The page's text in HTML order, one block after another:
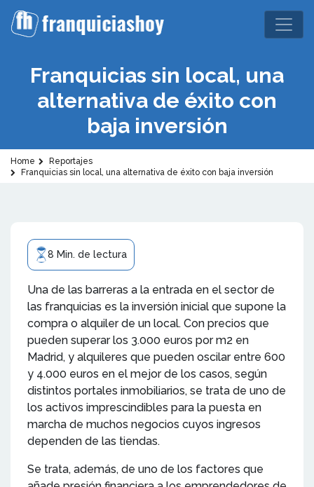
Franquicias sin local, una
alternativa de éxito con
baja inversión
Home
Reportajes
Franquicias sin local, una alternativa de éxito con baja inversión
8 Min. de lectura
Una de las barreras a la entrada en el sector de
las franquicias es la inversión inicial que supone la
compra o alquiler de un local. Con precios que
pueden superar los 3.000 euros por m2 en
Madrid, y alquileres que pueden oscilar entre 600
y 4.000 euros en el mejor de los casos, según
distintos portales inmobiliarios, se trata de uno de
los activos imprescindibles para la puesta en
marcha de muchos negocios cuyos ingresos
dependen de las tiendas.
Se trata, además, de uno de los factores que